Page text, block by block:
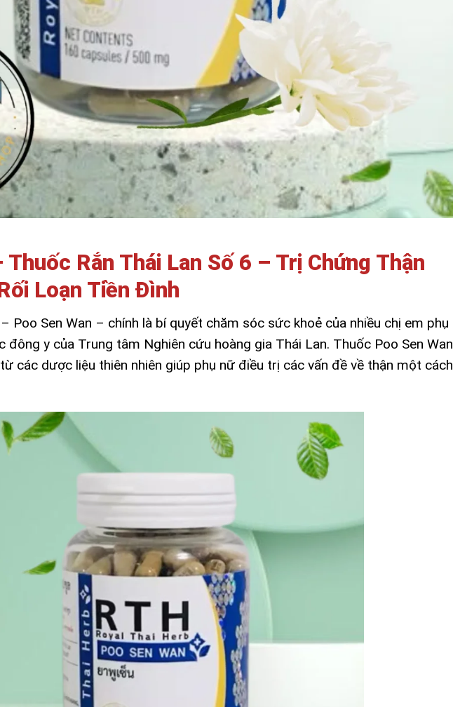
Thuốc Rắn Thái Lan Số 6 – Trị Chứng Thận
Loạn Tiền Đình
Poo Sen Wan – chính là bí quyết chăm sóc sức khoẻ của nhiều chị em phụ
đông y của Trung tâm Nghiên cứu hoàng gia Thái Lan. Thuốc Poo Sen Wan
các dược liệu thiên nhiên giúp phụ nữ điều trị các vấn đề về thận một cách